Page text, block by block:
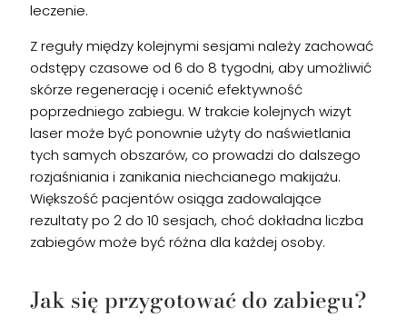
leczenie.
Z reguły między kolejnymi sesjami należy zachować
odstępy czasowe od 6 do 8 tygodni, aby umożliwić
skórze regenerację i ocenić efektywność
poprzedniego zabiegu. W trakcie kolejnych wizyt
laser może być ponownie użyty do naświetlania
tych samych obszarów, co prowadzi do dalszego
rozjaśniania i zanikania niechcianego makijażu.
Większość pacjentów osiąga zadowalające
rezultaty po 2 do 10 sesjach, choć dokładna liczba
zabiegów może być różna dla każdej osoby.
Jak się przygotować do zabiegu?